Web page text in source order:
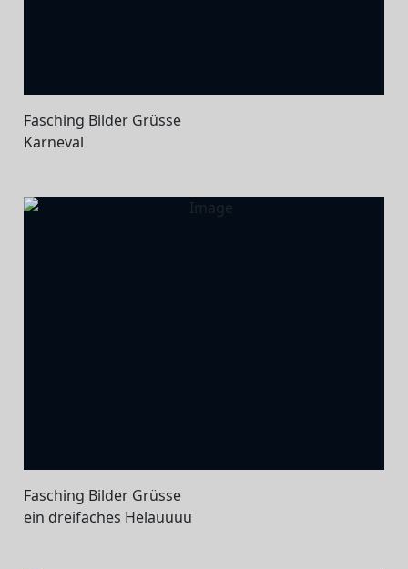
Fasching Bilder Grüsse
Karneval
Fasching Bilder Grüsse
ein dreifaches Helauuuu